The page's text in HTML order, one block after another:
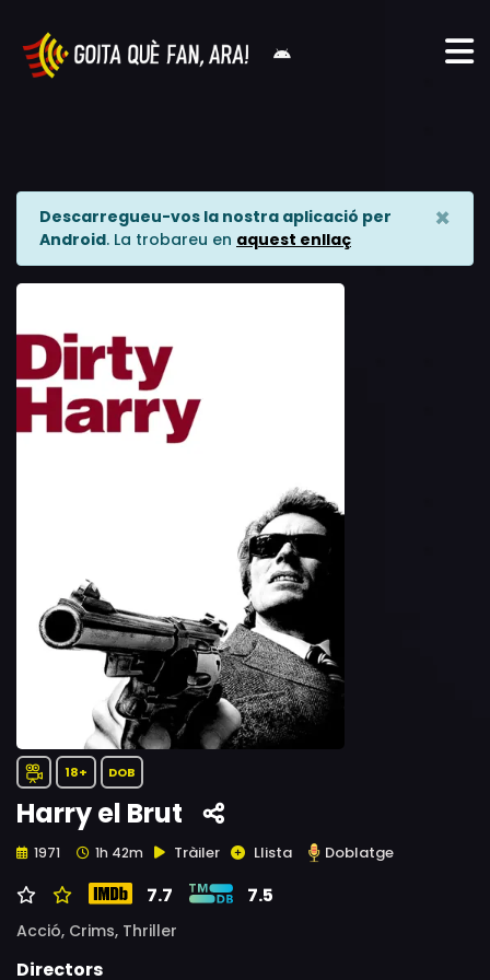
Descarregueu-vos la nostra aplicació per
Android. La trobareu en aquest enllaç
×
18+ DOB
Harry el Brut
1971 1h 42m Tràiler Llista Doblatge
7.7 7.5
Acció, Crims, Thriller
Directors